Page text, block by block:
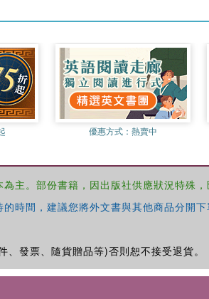
優惠方式： 熱賣中
主。部份書籍，因出版社供應狀況特殊，
間，建議您將外文書與其他商品分開
發票、隨貨贈品等)否則恕不接受退貨。